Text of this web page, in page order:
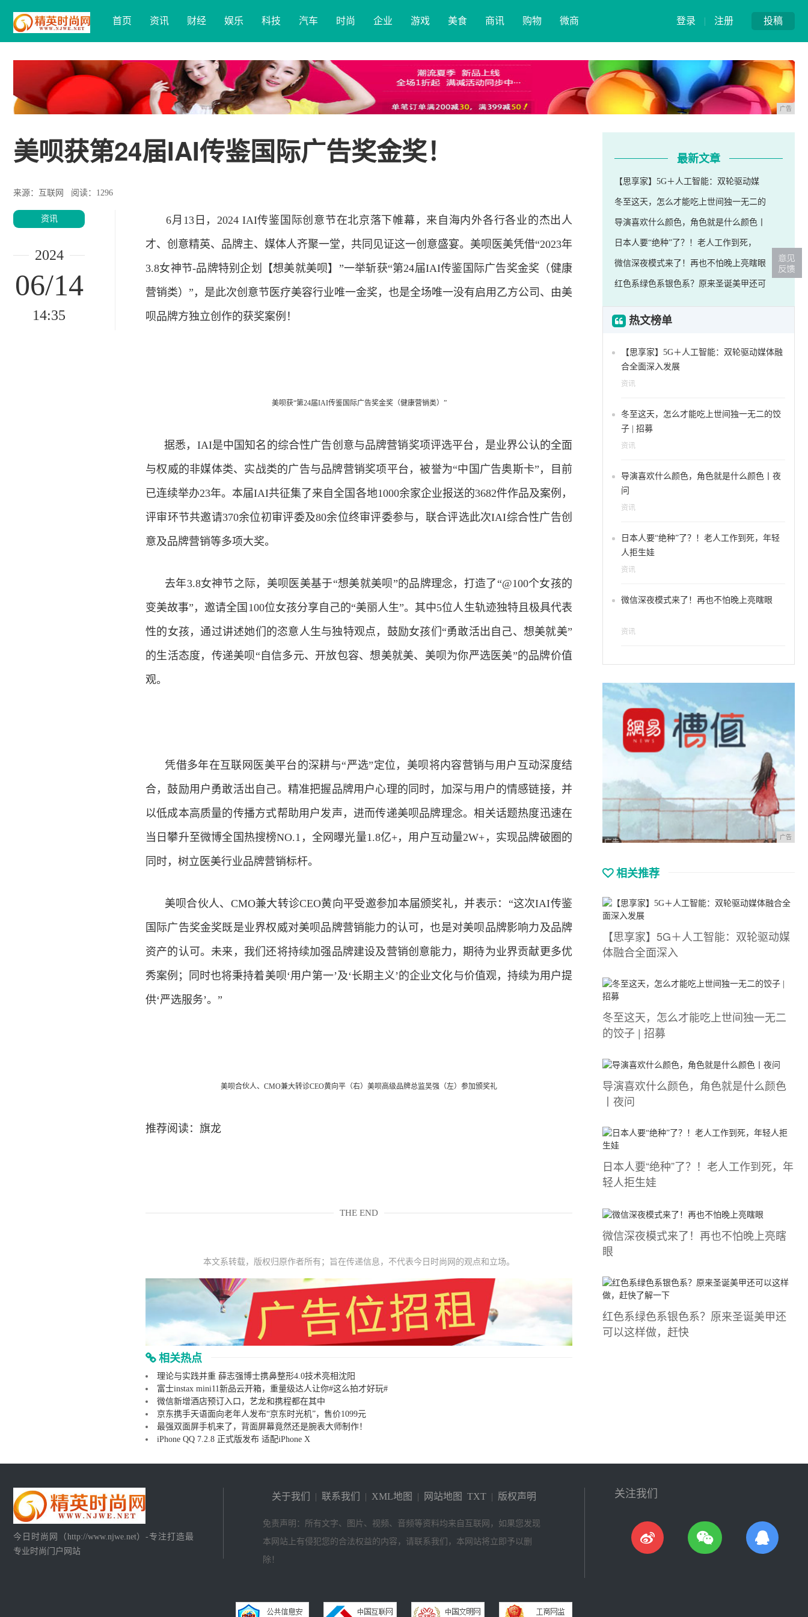
投稿
登录 | 注册
首页 资讯 财经 娱乐 科技 汽车 时尚 企业 游戏 美食 商讯 购物 微商
广告
美呗获第24届IAI传鉴国际广告奖金奖！
来源：互联网 阅读：1296
资讯
2024
06/14
14:35
6月13日，2024 IAI传鉴国际创意节在北京落下帷幕，来自海内外各行各业的杰出人
才、创意精英、品牌主、媒体人齐聚一堂，共同见证这一创意盛宴。美呗医美凭借“2023年
3.8女神节-品牌特别企划【想美就美呗】”一举斩获“第24届IAI传鉴国际广告奖金奖（健康
营销类）”，是此次创意节医疗美容行业唯一金奖，也是全场唯一没有启用乙方公司、由美
呗品牌方独立创作的获奖案例！
美呗获“第24届IAI传鉴国际广告奖金奖（健康营销类）”
据悉，IAI是中国知名的综合性广告创意与品牌营销奖项评选平台，是业界公认的全面
与权威的非媒体类、实战类的广告与品牌营销奖项平台，被誉为“中国广告奥斯卡”，目前
已连续举办23年。本届IAI共征集了来自全国各地1000余家企业报送的3682件作品及案例，
评审环节共邀请370余位初审评委及80余位终审评委参与，联合评选此次IAI综合性广告创
意及品牌营销等多项大奖。
去年3.8女神节之际，美呗医美基于“想美就美呗”的品牌理念，打造了“@100个女孩的
变美故事”，邀请全国100位女孩分享自己的“美丽人生”。其中5位人生轨迹独特且极具代表
性的女孩，通过讲述她们的恣意人生与独特观点，鼓励女孩们“勇敢活出自己、想美就美”
的生活态度，传递美呗“自信多元、开放包容、想美就美、美呗为你严选医美”的品牌价值
观。
凭借多年在互联网医美平台的深耕与“严选”定位，美呗将内容营销与用户互动深度结
合，鼓励用户勇敢活出自己。精准把握品牌用户心理的同时，加深与用户的情感链接，并
以低成本高质量的传播方式帮助用户发声，进而传递美呗品牌理念。相关话题热度迅速在
当日攀升至微博全国热搜榜NO.1，全网曝光量1.8亿+，用户互动量2W+，实现品牌破圈的
同时，树立医美行业品牌营销标杆。
美呗合伙人、CMO兼大转诊CEO黄向平受邀参加本届颁奖礼，并表示：“这次IAI传鉴
国际广告奖金奖既是业界权威对美呗品牌营销能力的认可，也是对美呗品牌影响力及品牌
资产的认可。未来，我们还将持续加强品牌建设及营销创意能力，期待为业界贡献更多优
秀案例；同时也将秉持着美呗‘用户第一’及‘长期主义’的企业文化与价值观，持续为用户提
供‘严选服务’。”
美呗合伙人、 CMO兼大转诊CEO黄向平（右）美呗高级品牌总监吴强（左）参加颁奖礼
推荐阅读： 旗龙
THE END
本文系转载，版权归原作者所有；旨在传递信息，不代表今日时尚网的观点和立场。
相关热点
理论与实践并重 薛志强博士携鼻整形4.0技术亮相沈阳
富士instax mini11新品云开箱，重量级达人让你#这么拍才好玩#
微信新增酒店预订入口，艺龙和携程都在其中
京东携手天语面向老年人发布“京东时光机”，售价1099元
最强双面屏手机来了，背面屏幕竟然还是腕表大师制作！
iPhone QQ 7.2.8 正式版发布 适配iPhone X
最新文章
【思享家】5G＋人工智能：双轮驱动媒
冬至这天，怎么才能吃上世间独一无二的
导演喜欢什么颜色，角色就是什么颜色丨
日本人要“绝种”了？！老人工作到死，
微信深夜模式来了！再也不怕晚上亮瞎眼
红色系绿色系银色系？原来圣诞美甲还可
热文榜单
【思享家】5G＋人工智能：双轮驱动媒体融
合全面深入发展
资讯
冬至这天，怎么才能吃上世间独一无二的饺
子 | 招募
资讯
导演喜欢什么颜色，角色就是什么颜色丨夜
问
资讯
日本人要“绝种”了？！老人工作到死，年轻
人拒生娃
资讯
微信深夜模式来了！再也不怕晚上亮瞎眼
资讯
广告
相关推荐
【思享家】5G＋人工智能：双轮驱动媒
体融合全面深入
冬至这天，怎么才能吃上世间独一无二
的饺子 | 招募
导演喜欢什么颜色，角色就是什么颜色
丨夜问
日本人要“绝种”了？！老人工作到死，年
轻人拒生娃
微信深夜模式来了！再也不怕晚上亮瞎
眼
红色系绿色系银色系？原来圣诞美甲还
可以这样做，赶快
今日时尚网（http://www.njwe.net）-专注打造最
专业时尚门户网站
关于我们 | 联系我们 | XML地图 | 网站地图 TXT | 版权声明
免责声明：所有文字、图片、视频、音频等资料均来自互联网，如果您发现
本网站上有侵犯您的合法权益的内容，请联系我们，本网站将立即予以删
除！
关注我们